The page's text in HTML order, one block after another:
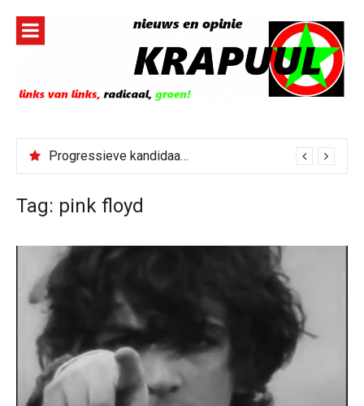
inhoud
Progressieve kandidaat El-Sayed senaatskandidaat Michigan
Tag: pink floyd